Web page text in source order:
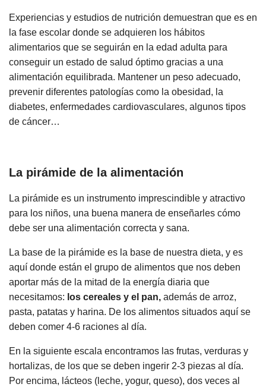
Experiencias y estudios de nutrición demuestran que es en
la fase escolar donde se adquieren los hábitos
alimentarios que se seguirán en la edad adulta para
conseguir un estado de salud óptimo gracias a una
alimentación equilibrada. Mantener un peso adecuado,
prevenir diferentes patologías como la obesidad, la
diabetes, enfermedades cardiovasculares, algunos tipos
de cáncer…
La pirámide de la alimentación
La pirámide es un instrumento imprescindible y atractivo
para los niños, una buena manera de enseñarles cómo
debe ser una alimentación correcta y sana.
La base de la pirámide es la base de nuestra dieta, y es
aquí donde están el grupo de alimentos que nos deben
aportar más de la mitad de la energía diaria que
necesitamos: los cereales y el pan, además de arroz,
pasta, patatas y harina. De los alimentos situados aquí se
deben comer 4-6 raciones al día.
En la siguiente escala encontramos las frutas, verduras y
hortalizas, de los que se deben ingerir 2-3 piezas al día.
Por encima, lácteos (leche, yogur, queso), dos veces al